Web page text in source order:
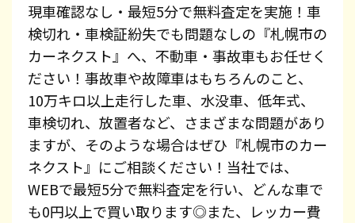
現車確認なし・最短5分で無料査定を実施！車
検切れ・車検証紛失でも問題なしの『札幌市の
カーネクスト』へ、不動車・事故車もお任せく
ださい！事故車や故障車はもちろんのこと、
10万キロ以上走行した車、水没車、低年式、
車検切れ、放置者など、さまざまな問題があり
ますが、そのような場合はぜひ『札幌市のカー
ネクスト』にご相談ください！当社では、
WEBで最短5分で無料査定を行い、どんな車で
も0円以上で買い取ります◎また、レッカー費